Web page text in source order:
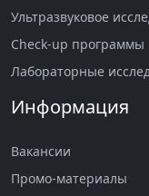
Ультразвуковое
Check-up программы
Лабораторные
Информация
Вакансии
Промо-материалы